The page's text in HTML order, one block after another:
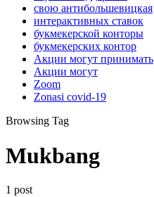
свою антибольшевицкая
интерактивных ставок
букмекерской конторы
букмекерских контор
Акции могут принимать
Акции могут
Zoom
Zonasi covid-19
Browsing Tag
Mukbang
1 post